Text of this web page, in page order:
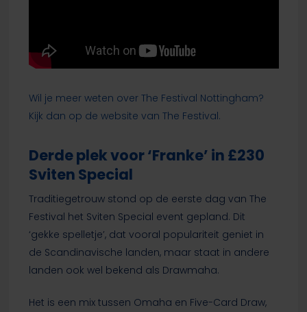
Wil je meer weten over The Festival Nottingham?
Kijk dan op de website van The Festival.
Derde plek voor ‘Franke’ in £230
Sviten Special
Traditiegetrouw stond op de eerste dag van The
Festival het Sviten Special event gepland. Dit
‘gekke spelletje’, dat vooral populariteit geniet in
de Scandinavische landen, maar staat in andere
landen ook wel bekend als Drawmaha.
Het is een mix tussen Omaha en Five-Card Draw,